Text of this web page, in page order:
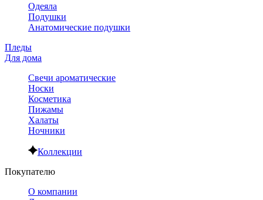
Одеяла
Подушки
Анатомические подушки
Пледы
Для дома
Свечи ароматические
Носки
Косметика
Пижамы
Халаты
Ночники
Коллекции
Покупателю
О компании